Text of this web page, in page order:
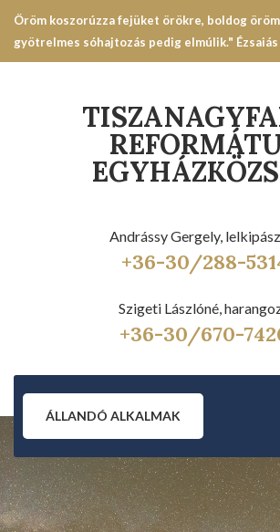
Öröm koszorúzza fejüket örökre, boldog
gyötrelmes sóhajtozás pedig elmúlik."
Andrássy Gergely,
+36-30/288-
Szigeti Lászlóné,
+36-30/670-
ÁLLANDÓ ALKALMAK